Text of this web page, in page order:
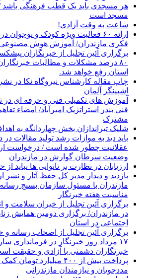
هر مسجدی باید یک قطب فرهنگی باشد /
مسجد است
ساعت به وقت آزادی!
ارائه ۶۰ فعالیت ویژه کودک و
فکری مازندران/ آموزش هوش مصنوعی
برگزاری آئین تجلیل از خبرنگاران
۸۰ درصد مشکلات و مطالبات
استان رفع خواهد شد.
چاپ مقاله کارشناس نيروگاه نكا در
اشپینگر آلمان
آموزش های تکمیلی فنی و حرفه ای در
فنی بندر استراتژیک امیرآباد/ امضاء
مشترک
شلیک تیراندازان بخش چهاردانگه به
باید دید به موازات رشد تولید مقالات در
عقلانیت چطور شده است / درخواست
وضعیت سرطان گوارش در مازندران
ارزیابان در نظارت بر نانوایی ها نباید
بازدید و دیدار مدیر کل حفظ آثار و
مازندران با مسئول سازمان بسیج رسانه
مناسبت هفته خبرنگار
برگزاری آئین تجلیل از خیران سلامت و
در مازندران/ برگزاری دومین همایش
اجتماعی در استان
برگزاری آئین تجلیل از اصحاب رسانه و
۱۷ مرداد روز خبرنگار در فرمانداری
خبرنگاران دشمنی با آزادی و حقیقت
پرداخت بیش از ۴۰۰ میلیارد
مددجویان و نیازمندان مازندرانی